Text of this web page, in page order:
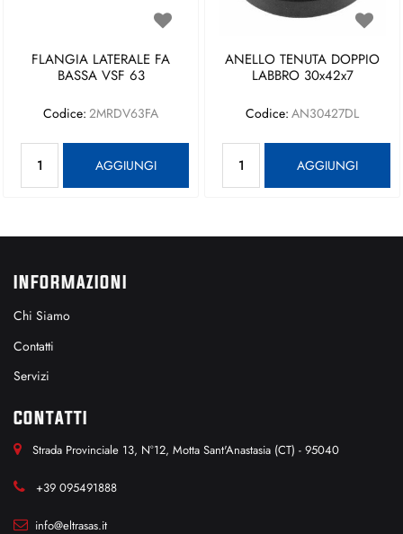
FLANGIA LATERALE FA
BASSA VSF 63
Codice: 2MRDV63FA
AGGIUNGI
ANELLO TENUTA DOPPIO
LABBRO 30x42x7
Codice: AN30427DL
AGGIUNGI
INFORMAZIONI
Chi Siamo
Contatti
Servizi
CONTATTI
Strada Provinciale 13, N°12, Motta Sant'Anastasia (CT) - 95040
+39 095491888
info@eltrasas.it